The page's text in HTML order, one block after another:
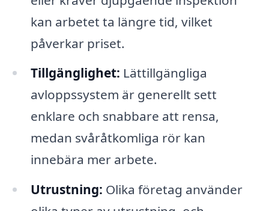
kan arbetet ta längre tid, vilket
påverkar priset.
Tillgänglighet: Lättillgängliga
avloppssystem är generellt sett
enklare och snabbare att rensa,
medan svåråtkomliga rör kan
innebära mer arbete.
Utrustning: Olika företag använder